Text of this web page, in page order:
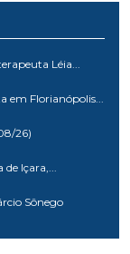
Léia...
em Florianópolis...
26)
Içara,...
Sônego